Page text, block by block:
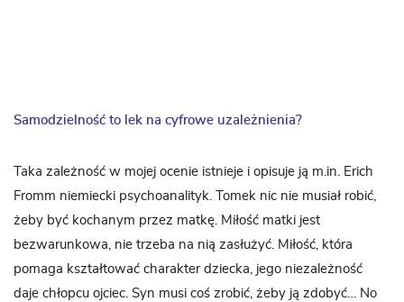
Samodzielność to lek na cyfrowe uzależnienia?
Taka zależność w mojej ocenie istnieje i opisuje ją m.in. Erich
Fromm niemiecki psychoanalityk. Tomek nic nie musiał robić,
żeby być kochanym przez matkę. Miłość matki jest
bezwarunkowa, nie trzeba na nią zasłużyć. Miłość, która
pomaga kształtować charakter dziecka, jego niezależność
daje chłopcu ojciec. Syn musi coś zrobić, żeby ją zdobyć… No